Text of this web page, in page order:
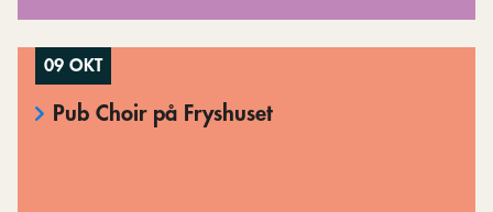
09 OKT
Pub Choir på Fryshuset